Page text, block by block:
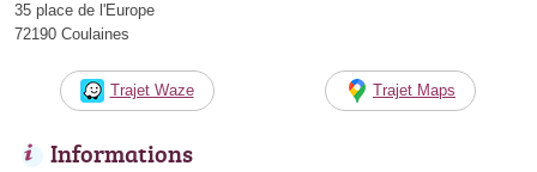
35 place de l'Europe
72190 Coulaines
Trajet Waze Trajet Maps
Informations